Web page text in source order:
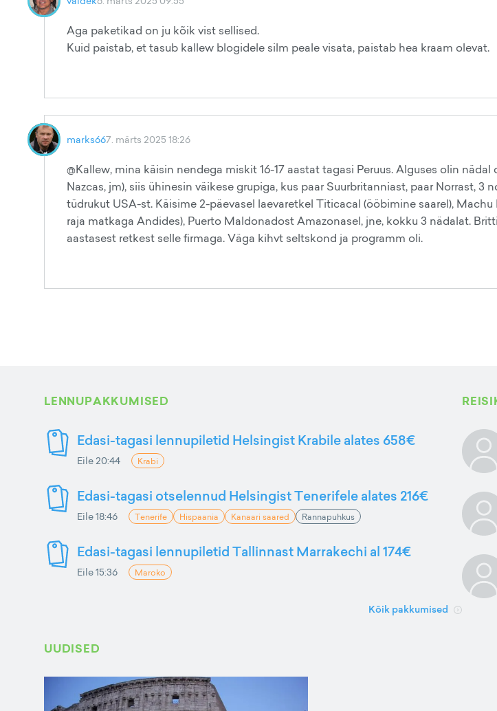
Aga paketikad on ju kõik vist sellised.
Kuid paistab, et tasub kallew blogidele silm peale visata, paistab hea kraam olevat.
marks667. märts 2025 18:26
@Kallew, mina käisin nendega miskit 16-17 aastat tagasi Peruus. Alguses olin
Nazcas, jm), siis ühinesin väikese grupiga, kus paar Suurbritanniast, paar Norrast, 3
tüdrukut USA-st. Käisime 2-päevasel laevaretkel Titicacal (ööbimine saarel), Machu
raja matkaga Andides), Puerto Maldonadost Amazonasel, jne, kokku 3 nädalat.
aastasest retkest selle firmaga. Väga kihvt seltskond ja programm oli.
LENNUPAKKUMISED
Edasi-tagasi lennupiletid Helsingist Krabile alates 658€
Eile 20:44 Krabi
Edasi-tagasi otselennud Helsingist Tenerifele alates 216€
Eile 18:46 Tenerife Hispaania Kanaari saared Rannapuhkus
Edasi-tagasi lennupiletid Tallinnast Marrakechi al 174€
Eile 15:36 Maroko
Kõik pakkumised
UUDISED